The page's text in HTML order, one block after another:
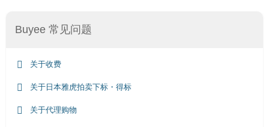
Buyee 常见问题
关于收费
关于日本雅虎拍卖下标・得标
关于代理购物